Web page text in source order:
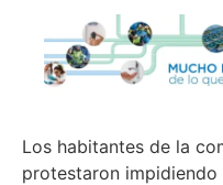
Los habitantes de la
protestaron